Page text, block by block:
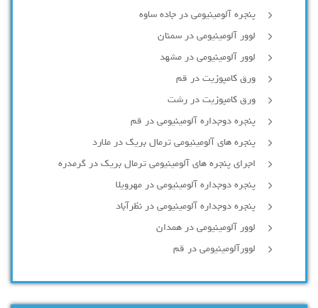
پنجره آلومینیومی در جاده ساوه
لوور آلومینیومی در سمنان
لوور آلومینیومی در مشهد
ورق کامپوزیت در قم
ورق کامپوزیت در رشت
پنجره دوجداره آلومينيومی در قم
پنجره های آلومینیومی ترمال بریک در ملارد
اجرای پنجره های آلومینیومی ترمال بریک در گرمدره
پنجره دوجداره آلومینیومی در مهرویلا
پنجره دوجداره آلومینیومی در نظرآباد
لوور آلومینیومی در همدان
لوورآلومینیومی در قم